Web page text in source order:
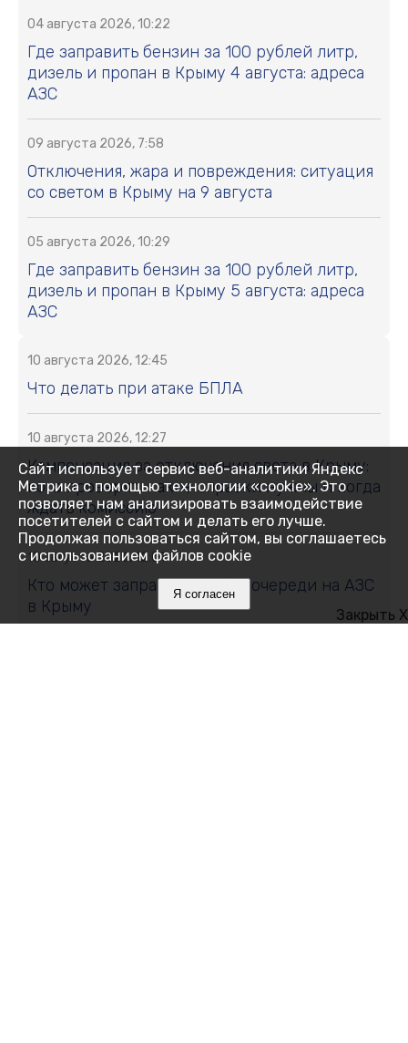
04 августа 2026, 10:22
Где заправить бензин за 100 рублей литр,
дизель и пропан в Крыму 4 августа: адреса
АЗС
09 августа 2026, 7:58
Отключения, жара и повреждения: ситуация
со светом в Крыму на 9 августа
05 августа 2026, 10:29
Где заправить бензин за 100 рублей литр,
дизель и пропан в Крыму 5 августа: адреса
АЗС
10 августа 2026, 12:45
Что делать при атаке БПЛА
10 августа 2026, 12:27
Компенсация за отключения света в Крыму:
кого проверят, какие справки нужны и когда
ждать комиссию
10 августа 2026, 12:01
Кто может заправляться без очереди на АЗС
в Крыму
Закрыть X
Сайт использует сервис веб-аналитики Яндекс
Метрика с помощью технологии «cookie». Это
позволяет нам анализировать взаимодействие
посетителей с сайтом и делать его лучше.
Продолжая пользоваться сайтом, вы соглашаетесь
с использованием файлов cookie
Я согласен